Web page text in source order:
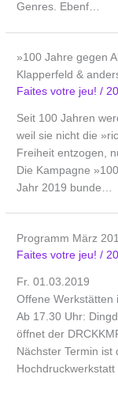
Genres. Ebenf…
»100 Jahre gegen
Klapperfeld &
Faites votre jeu!/
Seit 100 Jahren
weil sie nicht die
Freiheit entzogen,
Die Kampagne
Jahr 2019 bunde…
Programm März
Faites votre jeu!/
Fr. 01.03.2019
Offene Werkstätten
Ab 17.30 Uhr:
öffnet der
Nächster Termin
Hochdruckwerkstatt